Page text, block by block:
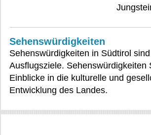
Sehenswürdigkeiten
Sehenswürdigkeiten in Südtirol
Ausflugsziele. Sehenswürdigkeiten
Einblicke in die kulturelle und
Entwicklung des Landes.